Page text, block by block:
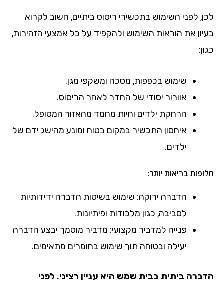
לכן, לפני השימוש בתכשירי ריסוס ביתיים, חשוב לקרוא
בעיון את הוראות השימוש ולהקפיד על כל אמצעי הזהירות,
כגון:
שימוש בכפפות, מסכה ומשקפי מגן.
אוורור יסודי של החדר לאחר הריסוס.
הרחקת ילדים וחיות מחמד מהאזור המטופל.
איחסון התכשיר במקום בטוח ומונע מהישג ידם של
ילדים.
חלופות בריאות יותר:
הדברה ירוקה: שימוש בשיטות הדברה ידידותיות
לסביבה, כגון מלכודות ופיתיונות.
פנייה למדביר מקצועי: מדביר מוסמך יבצע הדברה
יעילה ובטוחה תוך שימוש בחומרים מתאימים.
הדברה ביתית בבית שמש היא עניין רציני. לפני